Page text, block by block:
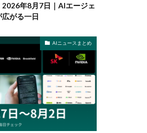
2026年8月7日｜AIエージェ
がる一日
AIニュースまとめ